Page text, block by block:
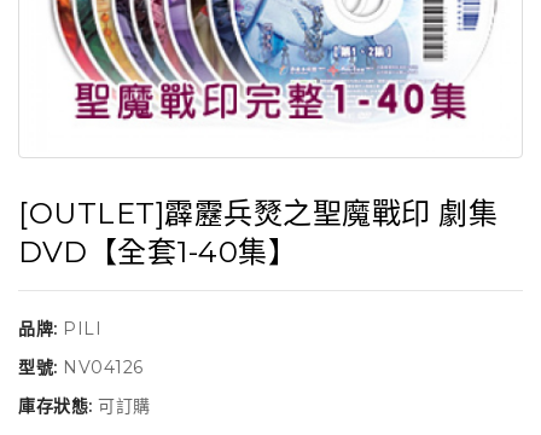
[OUTLET]霹靂兵燹之聖魔戰印 劇集
DVD【全套1-40集】
品牌: PILI
型號: NV04126
庫存狀態: 可訂購